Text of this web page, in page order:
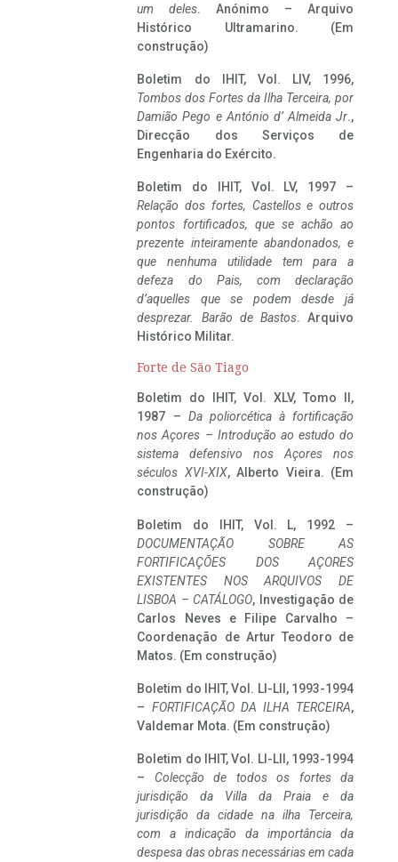
um deles. Anónimo – Arquivo
Histórico Ultramarino. (Em
construção)
Boletim do IHIT, Vol. LIV, 1996,
Tombos dos Fortes da Ilha Terceira, por
Damião Pego e António d’ Almeida Jr.,
Direcção dos Serviços de
Engenharia do Exército.
Boletim do IHIT, Vol. LV, 1997 –
Relação dos fortes, Castellos e outros
pontos fortificados, que se achão ao
prezente inteiramente abandonados, e
que nenhuma utilidade tem para a
defeza do Pais, com declaração
d’aquelles que se podem desde já
desprezar. Barão de Bastos. Arquivo
Histórico Militar.
Forte de São Tiago
Boletim do IHIT, Vol. XLV, Tomo II,
1987 – Da poliorcética à fortificação
nos Açores – Introdução ao estudo do
sistema defensivo nos Açores nos
séculos XVI-XIX, Alberto Vieira. (Em
construção)
Boletim do IHIT, Vol. L, 1992 –
DOCUMENTAÇÃO SOBRE AS
FORTIFICAÇÕES DOS AÇORES
EXISTENTES NOS ARQUIVOS DE
LISBOA – CATÁLOGO, Investigação de
Carlos Neves e Filipe Carvalho –
Coordenação de Artur Teodoro de
Matos. (Em construção)
Boletim do IHIT, Vol. LI-LII, 1993-1994
– FORTIFICAÇÃO DA ILHA TERCEIRA,
Valdemar Mota. (Em construção)
Boletim do IHIT, Vol. LI-LII, 1993-1994
– Colecção de todos os fortes da
jurisdição da Villa da Praia e da
jurisdição da cidade na ilha Terceira,
com a indicação da importância da
despesa das obras necessárias em cada